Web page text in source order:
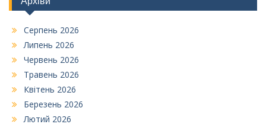
Серпень 2026
Липень 2026
Червень 2026
Травень 2026
Квітень 2026
Березень 2026
Лютий 2026